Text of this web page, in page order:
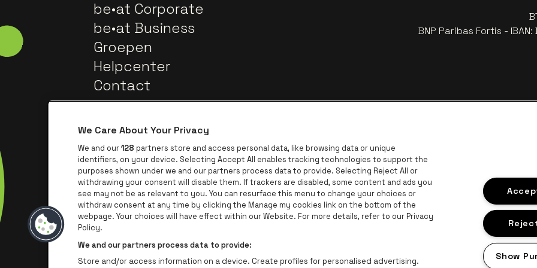
be•at Corporate
be•at Business
Groepen
Helpcenter
Contact
BNP Paribas Fortis -
Ga naar de website van TrixxoGa naar de website van EuropcarGa naar de website van Voka Limburg
Ga naar de website van
Ga naar de website van Champagne Pommery
Ga naar de website van Het logo van Jameson in offwhite
Ga naar de website van Het logo
Ga naar
Ga naar de website van Lotto
We Care About Your Privacy
We and our128 partners store and access personal data, like browsing data or unique
identifiers, on your device. Selecting Accept All enables tracking technologies to support the
purposes shown under we and our partners process data to provide. Selecting Reject All or
withdrawing your consent will disable them. If trackers are disabled, some content and ads you
see may not be as relevant to you. You can resurface this menu to change your choices or
withdraw consent at any time by clicking the Manage my cookies link on the bottom of the
webpage. Your choices will have effect within our Website. For more details, refer to our Privacy
Policy.
We and our partners process data to provide:
Store and/or access information on a device. Create profiles for personalised advertising.
Show